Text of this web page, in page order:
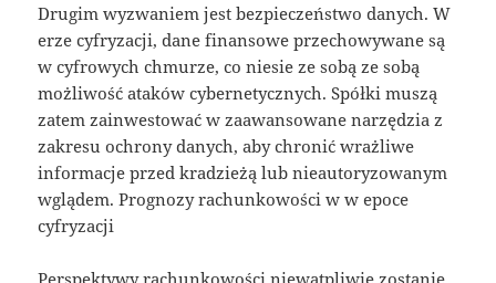
Drugim wyzwaniem jest bezpieczeństwo danych. W
erze cyfryzacji, dane finansowe przechowywane są
w cyfrowych chmurze, co niesie ze sobą ze sobą
możliwość ataków cybernetycznych. Spółki muszą
zatem zainwestować w zaawansowane narzędzia z
zakresu ochrony danych, aby chronić wrażliwe
informacje przed kradzieżą lub nieautoryzowanym
wglądem. Prognozy rachunkowości w w epoce
cyfryzacji
Perspektywy rachunkowości niewątpliwie zostanie